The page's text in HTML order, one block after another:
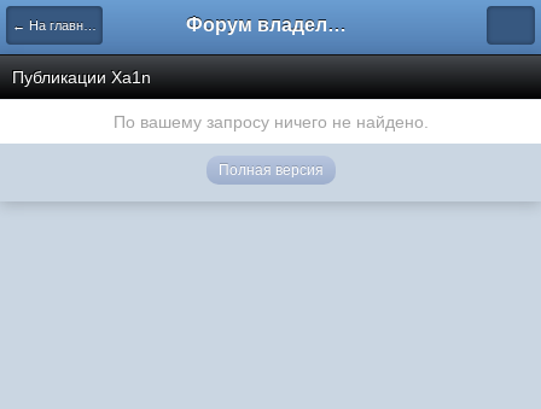
← На главную Форум владельцев интернет-магазинов
Публикации Xa1n
По вашему запросу ничего не найдено.
Полная версия